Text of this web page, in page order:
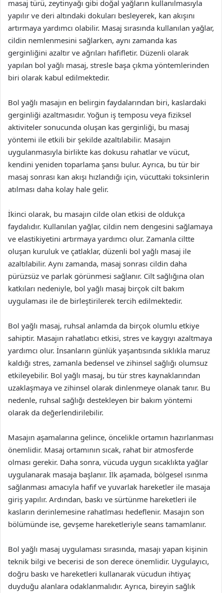
masaj türü, zeytinyağı gibi doğal yağların kullanılmasıyla
yapılır ve deri altındaki dokuları besleyerek, kan akışını
artırmaya yardımcı olabilir. Masaj sırasında kullanılan yağlar,
cildin nemlenmesini sağlarken, aynı zamanda kas
gerginliğini azaltır ve ağrıları hafifletir. Düzenli olarak
yapılan bol yağlı masaj, stresle başa çıkma yöntemlerinden
biri olarak kabul edilmektedir.
Bol yağlı masajın en belirgin faydalarından biri, kaslardaki
gerginliği azaltmasıdır. Yoğun iş temposu veya fiziksel
aktiviteler sonucunda oluşan kas gerginliği, bu masaj
yöntemi ile etkili bir şekilde azaltılabilir. Masajın
uygulanmasıyla birlikte kas dokusu rahatlar ve vücut,
kendini yeniden toparlama şansı bulur. Ayrıca, bu tür bir
masaj sonrası kan akışı hızlandığı için, vücuttaki toksinlerin
atılması daha kolay hale gelir.
İkinci olarak, bu masajın cilde olan etkisi de oldukça
faydalıdır. Kullanılan yağlar, cildin nem dengesini sağlamaya
ve elastikiyetini artırmaya yardımcı olur. Zamanla ciltte
oluşan kuruluk ve çatlaklar, düzenli bol yağlı masaj ile
azaltılabilir. Aynı zamanda, masaj sonrası cildin daha
pürüzsüz ve parlak görünmesi sağlanır. Cilt sağlığına olan
katkıları nedeniyle, bol yağlı masaj birçok cilt bakım
uygulaması ile de birleştirilerek tercih edilmektedir.
Bol yağlı masaj, ruhsal anlamda da birçok olumlu etkiye
sahiptir. Masajın rahatlatıcı etkisi, stres ve kaygıyı azaltmaya
yardımcı olur. İnsanların günlük yaşantısında sıklıkla maruz
kaldığı stres, zamanla bedensel ve zihinsel sağlığı olumsuz
etkileyebilir. Bol yağlı masaj, bu tür stres kaynaklarından
uzaklaşmaya ve zihinsel olarak dinlenmeye olanak tanır. Bu
nedenle, ruhsal sağlığı destekleyen bir bakım yöntemi
olarak da değerlendirilebilir.
Masajın aşamalarına gelince, öncelikle ortamın hazırlanması
önemlidir. Masaj ortamının sıcak, rahat bir atmosferde
olması gerekir. Daha sonra, vücuda uygun sıcaklıkta yağlar
uygulanarak masaja başlanır. İlk aşamada, bölgesel ısınma
sağlanması amacıyla hafif ve yuvarlak hareketler ile masaja
giriş yapılır. Ardından, baskı ve sürtünme hareketleri ile
kasların derinlemesine rahatlması hedeflenir. Masajın son
bölümünde ise, gevşeme hareketleriyle seans tamamlanır.
Bol yağlı masaj uygulaması sırasında, masajı yapan kişinin
teknik bilgi ve becerisi de son derece önemlidir. Uygulayıcı,
doğru baskı ve hareketleri kullanarak vücudun ihtiyaç
duyduğu alanlara odaklanmalıdır. Ayrıca, bireyin sağlık